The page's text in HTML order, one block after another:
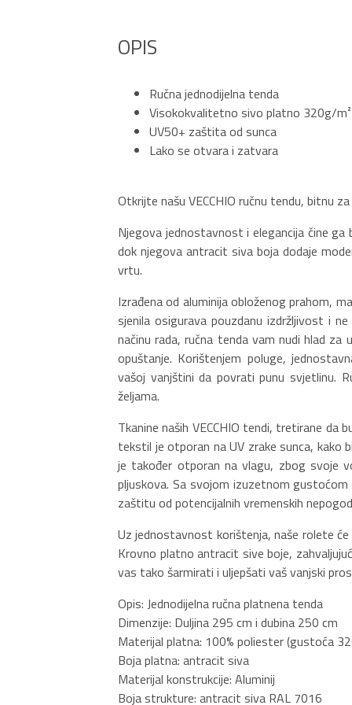
OPIS
Ručna jednodijelna tenda
Visokokvalitetno sivo platno 320g/m²
UV50+ zaštita od sunca
Lako se otvara i zatvara
Otkrijte našu VECCHIO ručnu tendu, bitnu
Njegova jednostavnost i elegancija čine
dok njegova antracit siva boja dodaje
vrtu.
Izrađena od aluminija obloženog prahom,
sjenila osigurava pouzdanu izdržljivost i
načinu rada, ručna tenda vam nudi hlad za
opuštanje. Korištenjem poluge,
vašoj vanjštini da povrati punu svjetlinu.
željama.
Tkanine naših VECCHIO tendi, tretirane da
tekstil je otporan na UV zrake sunca,
je također otporan na vlagu, zbog svoje
pljuskova. Sa svojom izuzetnom
zaštitu od potencijalnih vremenskih
Uz jednostavnost korištenja, naše rolete
Krovno platno antracit sive boje,
vas tako šarmirati i uljepšati vaš vanjski
Opis: Jednodijelna ručna platnena tenda
Dimenzije: Duljina 295 cm i dubina 250 cm
Materijal platna: 100% poliester (gustoća
Boja platna: antracit siva
Materijal konstrukcije: Aluminij
Boja strukture: antracit siva RAL 7016